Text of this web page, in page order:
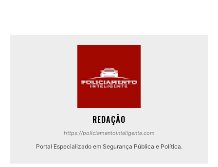
REDAÇÃO
https://policiamentointeligente.com
Portal Especializado em Segurança Pública e Política.